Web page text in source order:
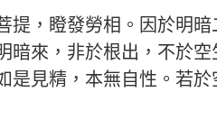
提，瞪發勞相。因於明
來，非於根出，不於空
是見精，本無自性。若於